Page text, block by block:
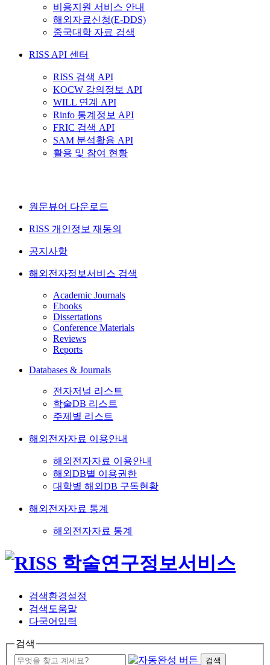
비용지원 서비스 안내
해외자료신청(E-DDS)
중국대학 자료 검색
RISS API 센터
RISS 검색 API
KOCW 강의정보 API
WILL 연계 API
Rinfo 통계정보 API
FRIC 검색 API
SAM 분석활용 API
활용 및 참여 현황
원문뷰어 다운로드
RISS 개인정보 재동의
공지사항
해외전자정보서비스 검색
Academic Journals
Ebooks
Dissertations
Conference Materials
Reviews
Reports
Databases & Journals
전자저널 리스트
학술DB 리스트
주제별 리스트
해외전자자료 이용안내
해외전자자료 이용안내
해외DB별 이용권한
대학별 해외DB 구독현황
해외전자자료 통계
해외전자자료 통계
검색환경설정
검색도움말
다국어입력
검색
검색